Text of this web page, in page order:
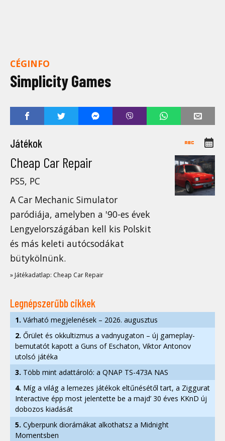
CÉGINFO
Simplicity Games
Játékok
Cheap Car Repair
PS5, PC
A Car Mechanic Simulator
paródiája, amelyben a '90-es évek
Lengyelországában kell kis Polskit
és más keleti autócsodákat
bütykölnünk.
» Játékadatlap: Cheap Car Repair
Legnépszerűbb cikkek
1. Várható megjelenések – 2026. augusztus
2. Őrület és okkultizmus a vadnyugaton – új gameplay-
bemutatót kapott a Guns of Eschaton, Viktor Antonov
utolsó játéka
3. Több mint adattároló: a QNAP TS-473A NAS
4. Míg a világ a lemezes játékok eltűnésétől tart, a Ziggurat
Interactive épp most jelentette be a majd’ 30 éves KKnD új
dobozos kiadását
5. Cyberpunk diorámákat alkothatsz a Midnight
Momentsben